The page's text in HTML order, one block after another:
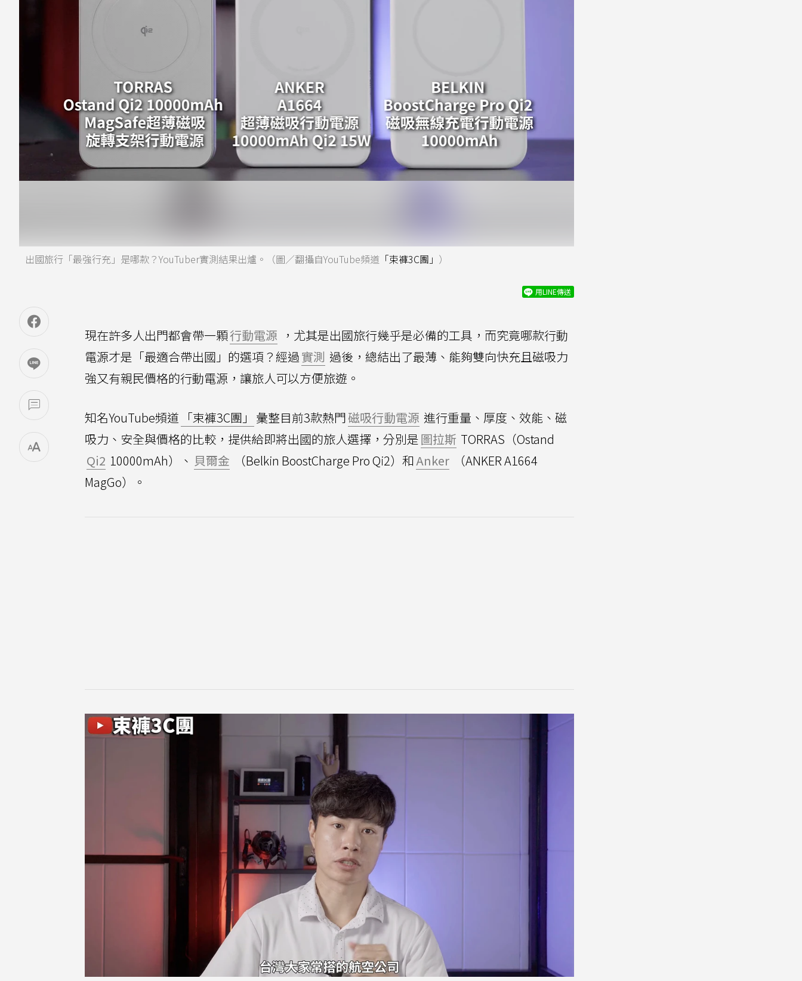
出國旅行「最強行充」是哪款？YouTuber實測結果出爐。（圖／翻攝自YouTube頻道 「束褲3C團」 ）
用LINE傳送
現在許多人出門都會帶一顆行動電源 ，尤其是出國旅行幾乎是必備的工具，而究竟哪款行動
電源才是「最適合帶出國」的選項？經過實測 過後，總結出了最薄、能夠雙向快充且磁吸力
強又有親民價格的行動電源，讓旅人可以方便旅遊。
知名YouTube頻道 「束褲3C團」 彙整目前3款熱門磁吸行動電源 進行重量、厚度、效能、磁
吸力、安全與價格的比較，提供給即將出國的旅人選擇，分別是圖拉斯 TORRAS（Ostand
Qi2 10000mAh）、 貝爾金 （Belkin BoostCharge Pro Qi2）和Anker
（ANKER A1664
MagGo）。